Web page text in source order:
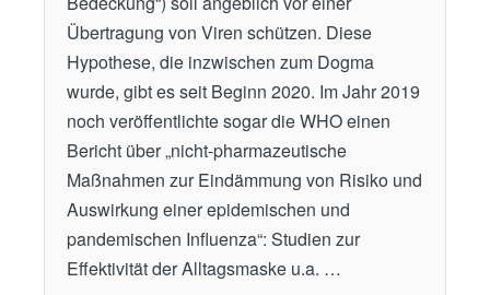
e
z
u
v
e
r
s
t
e
e
x
i
l
i
n
d
u
s
Übertragung von Viren schützen. Diese
Hypothese, die inzwischen zum Dogma
wurde, gibt es seit Beginn 2020. Im Jahr 2019
noch veröffentlichte sogar die WHO einen
Bericht über „nicht-pharmazeutische
Maßnahmen zur Eindämmung von Risiko und
Auswirkung einer epidemischen und
pandemischen Influenza“: Studien zur
Effektivität der Alltagsmaske u.a. …